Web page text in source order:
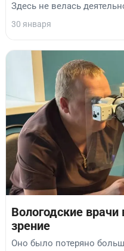
Здесь не велась
30 января
Вологодские
зрение
Оно было потеряно